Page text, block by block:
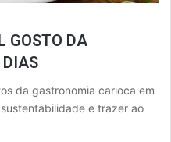
GOSTO DA
da gastronomia carioca em
e trazer ao